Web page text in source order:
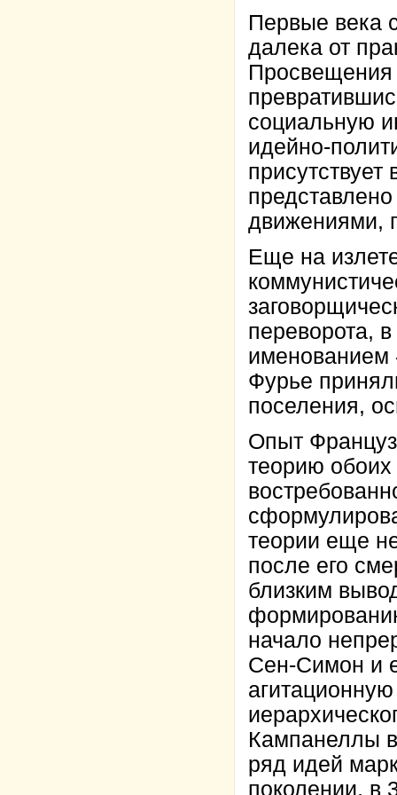
Первые века
далека от
Просвещения
социальную
идейно-
движениями,
Еще на
переворота,
именованием
Фурье
поселения,
Опыт
теорию обоих
теории еще
после его
близким
начало
Сен-Симон и
Кампанеллы
ряд идей
поколении, в